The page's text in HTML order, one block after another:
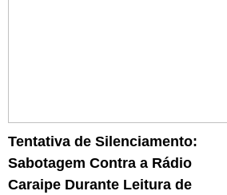
Tentativa de Silenciamento:
Sabotagem Contra a Rádio
Caraipe Durante Leitura de